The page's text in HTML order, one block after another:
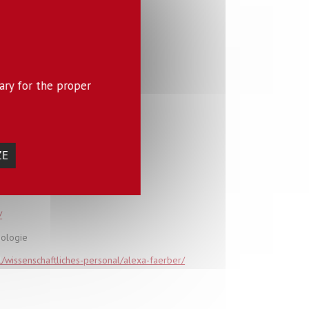
personal/alexa-faerber/
for the proper